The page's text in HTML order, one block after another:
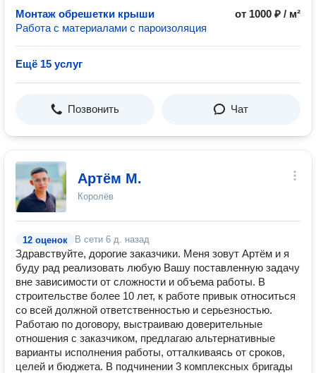
Монтаж обрешетки крыши
от 1000 ₽ / м²
Работа с материалами с пароизоляция
Ещё 15 услуг
Позвонить Чат
Артём М.
Королёв
12 оценок В сети 6 д. назад
Здравствуйте, дорогие заказчики. Меня зовут Артём и я
буду рад реализовать любую Вашу поставленную задачу
вне зависимости от сложности и объема работы. В
строительстве более 10 лет, к работе привык относиться
со всей должной ответственностью и серьезностью.
Работаю по договору, выстраиваю доверительные
отношения с заказчиком, предлагаю альтернативные
варианты исполнения работы, отталкиваясь от сроков,
целей и бюджета. В подчинении 3 комплексных бригады